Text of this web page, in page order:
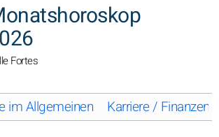
Fortes
im Allgemeinen Karriere / Finanzen